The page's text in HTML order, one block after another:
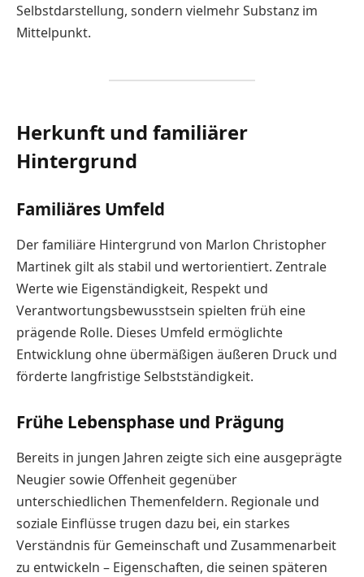
Selbstdarstellung, sondern vielmehr Substanz im
Mittelpunkt.
Herkunft und familiärer
Hintergrund
Familiäres Umfeld
Der familiäre Hintergrund von Marlon Christopher
Martinek gilt als stabil und wertorientiert. Zentrale
Werte wie Eigenständigkeit, Respekt und
Verantwortungsbewusstsein spielten früh eine
prägende Rolle. Dieses Umfeld ermöglichte
Entwicklung ohne übermäßigen äußeren Druck und
förderte langfristige Selbstständigkeit.
Frühe Lebensphase und Prägung
Bereits in jungen Jahren zeigte sich eine ausgeprägte
Neugier sowie Offenheit gegenüber
unterschiedlichen Themenfeldern. Regionale und
soziale Einflüsse trugen dazu bei, ein starkes
Verständnis für Gemeinschaft und Zusammenarbeit
zu entwickeln – Eigenschaften, die seinen späteren